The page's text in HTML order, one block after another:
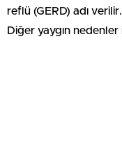
reflü (GERD) adı
Diğer yaygın nedenler